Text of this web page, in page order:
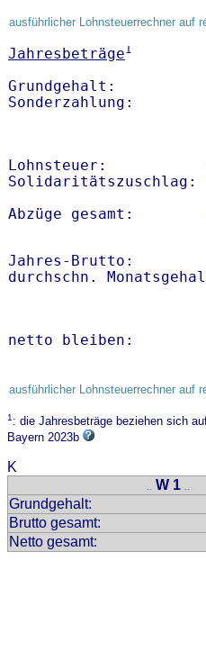
ausführlicher Lohnsteuerrechner auf
Jahresbeträge1
Grundgehalt:
Lohnsteuer:           -
Solidaritätszuschlag:
Abzüge gesamt:
Jahres-
netto bleiben:
ausführlicher Lohnsteuerrechner auf
1: die Jahresbeträge beziehen sich
Bayern 2023b
K
.. W 1 ..
Grundgehalt:
Brutto gesamt:
Netto gesamt: